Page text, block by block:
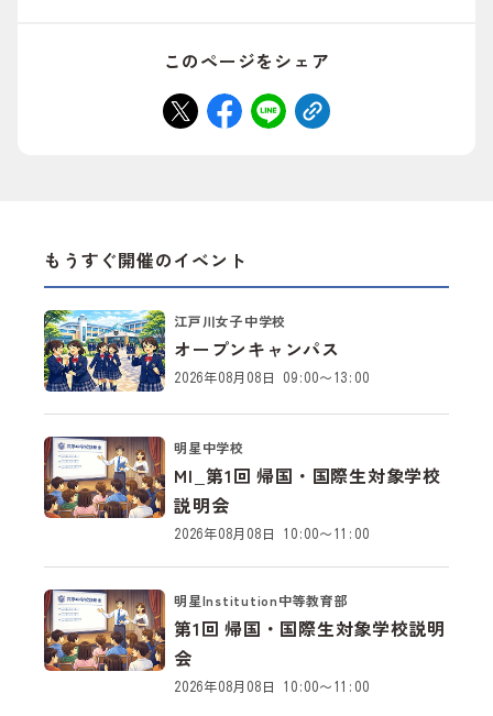
このページをシェア
もうすぐ開催のイベント
オープンキャンパス
江戸川女子中学校
2026年08月08日 09:00～13:00
MI_第1回 帰国・国際生対象学校
説明会
明星中学校
2026年08月08日 10:00～11:00
第1回 帰国・国際生対象学校説明
会
明星Institution中等教育部
2026年08月08日 10:00～11:00